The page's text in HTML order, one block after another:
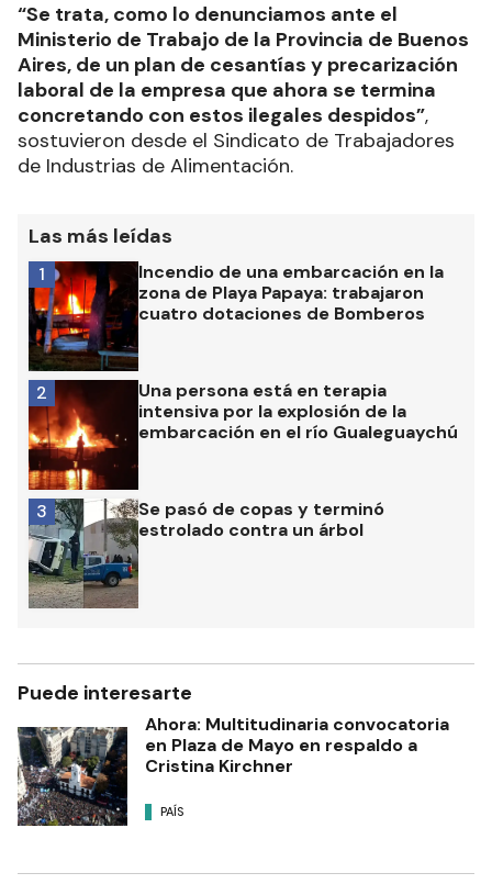
“Se trata, como lo denunciamos ante el
Ministerio de Trabajo de la Provincia de Buenos
Aires, de un plan de cesantías y precarización
laboral de la empresa que ahora se termina
concretando con estos ilegales despidos”,
sostuvieron desde el Sindicato de Trabajadores
de Industrias de Alimentación.
Las más leídas
Incendio de una embarcación en la
zona de Playa Papaya: trabajaron
cuatro dotaciones de Bomberos
1
Una persona está en terapia
intensiva por la explosión de la
embarcación en el río Gualeguaychú
2
Se pasó de copas y terminó
estrolado contra un árbol
3
Puede interesarte
Ahora: Multitudinaria convocatoria
en Plaza de Mayo en respaldo a
Cristina Kirchner
PAÍS